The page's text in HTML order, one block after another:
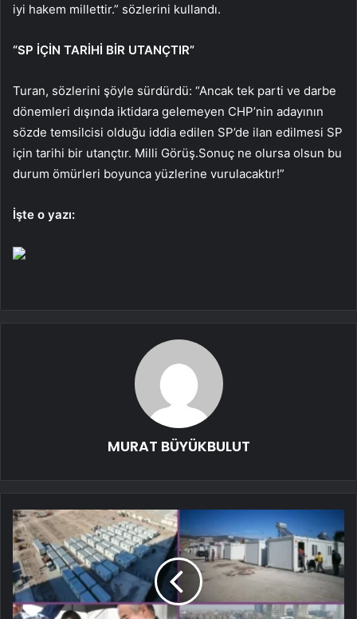
iyi hakem millettir.” sözlerini kullandı.
“SP İÇİN TARİHİ BİR UTANÇTIR”
Turan, sözlerini şöyle sürdürdü: “Ancak tek parti ve darbe
dönemleri dışında iktidara gelemeyen CHP’nin adayının
sözde temsilcisi olduğu iddia edilen SP’de ilan edilmesi SP
için tarihi bir utançtır. Milli Görüş.Sonuç ne olursa olsun bu
durum ömürleri boyunca yüzlerine vurulacaktır!”
İşte o yazı:
MURAT BÜYÜKBULUT